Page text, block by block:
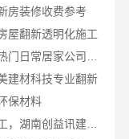
房装修收费参考
屋翻新透明化施工
建材科技专业翻新
保材料
雨花区专业房屋翻新透明化施工，湖南创益讯建筑有限公司省心全包